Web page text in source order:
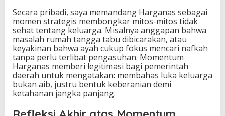
Secara pribadi, saya memandang Harganas sebagai
momen strategis membongkar mitos-mitos tidak
sehat tentang keluarga. Misalnya anggapan bahwa
masalah rumah tangga tabu dibicarakan, atau
keyakinan bahwa ayah cukup fokus mencari nafkah
tanpa perlu terlibat pengasuhan. Momentum
Harganas memberi legitimasi bagi pemerintah
daerah untuk mengatakan: membahas luka keluarga
bukan aib, justru bentuk keberanian demi
ketahanan jangka panjang.